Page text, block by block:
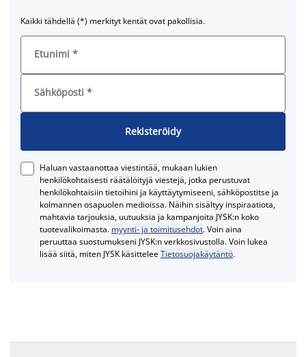
Kaikki tähdellä (*) merkityt kentät ovat pakollisia.
Etunimi *
Sähköposti *
Rekisteröidy
Haluan vastaanottaa viestintää, mukaan lukien
henkilökohtaisesti räätälöityjä viestejä, jotka perustuvat
henkilökohtaisiin tietoihini ja käyttäytymiseeni, sähköpostitse ja
kolmannen osapuolen medioissa. Näihin sisältyy inspiraatiota,
mahtavia tarjouksia, uutuuksia ja kampanjoita JYSK:n koko
tuotevalikoimasta. myynti- ja toimitusehdot. Voin aina
peruuttaa suostumukseni JYSK:n verkkosivustolla. Voin lukea
lisää siitä, miten JYSK käsitteleeTietosuojakäytäntö.